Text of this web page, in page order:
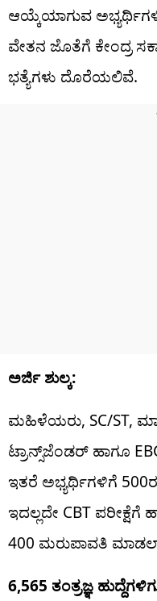
ಆಯ್ಕೆಯಾಗುವ
ವೇತನ ಜೊತೆಗೆ ಕೇಂದ್ರ
ಭತ್ಯೆಗಳು ದೊರೆಯಲಿವೆ.
ಅರ್ಜಿ ಶುಲ್ಕ:
ಮಹಿಳೆಯರು, SC/ST,
ಟ್ರಾನ್ಸ್‌ಜೆಂಡರ್ ಹಾಗೂ
ಇತರೆ ಅಭ್ಯರ್ಥಿಗಳಿಗೆ
ಇದಲ್ಲದೇ CBT ಪರೀಕ್ಷೆಗೆ
400 ಮರುಪಾವತಿ
6,565 ತಂತ್ರಜ್ಞ